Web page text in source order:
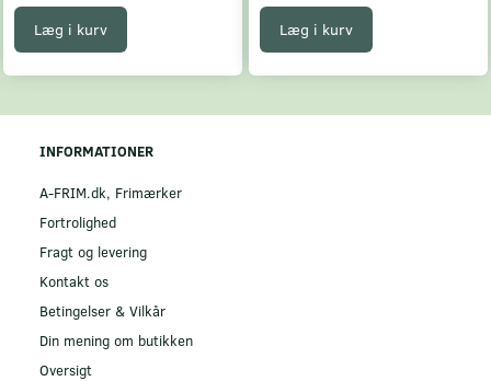
Læg i kurv Læg i kurv
INFORMATIONER
A-FRIM.dk, Frimærker
Fortrolighed
Fragt og levering
Kontakt os
Betingelser & Vilkår
Din mening om butikken
Oversigt